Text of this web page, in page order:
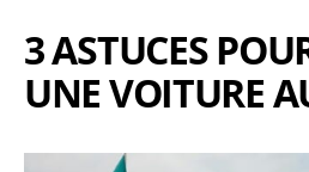
3 ASTUCES
UNE VOITURE